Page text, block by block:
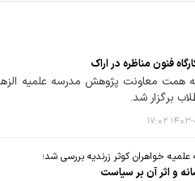
فنون مناظره در اراک
همت معاونت پژوهش مدرسه علمیه
برگزار شد.
۱۷:۰۲
خواهران کوثر زرندیه بررسی شد؛
و اثر آن بر سیاست